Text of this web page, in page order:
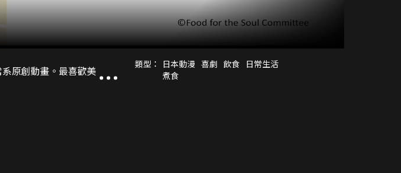
原創動畫。最喜歡美
類型： 日本動漫 喜劇 飲食 日常生活
煮食